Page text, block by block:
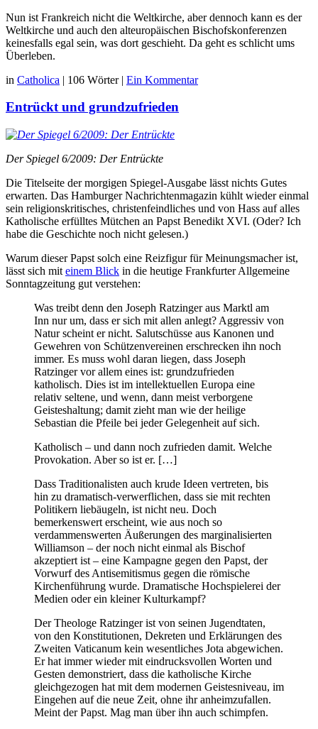
Nun ist Frankreich nicht die Weltkirche, aber dennoch kann es der
Weltkirche und auch den alteuropäischen Bischofskonferenzen
keinesfalls egal sein, was dort geschieht. Da geht es schlicht ums
Überleben.
in Catholica | 106 Wörter | Ein Kommentar
Entrückt und grundzufrieden
Der Spiegel 6/2009: Der Entrückte
Die Titelseite der morgigen Spiegel-Ausgabe lässt nichts Gutes
erwarten. Das Hamburger Nachrichtenmagazin kühlt wieder einmal
sein religionskritisches, christenfeindliches und von Hass auf alles
Katholische erfülltes Mütchen an Papst Benedikt XVI. (Oder? Ich
habe die Geschichte noch nicht gelesen.)
Warum dieser Papst solch eine Reizfigur für Meinungsmacher ist,
lässt sich mit einem Blick in die heutige Frankfurter Allgemeine
Sonntagzeitung gut verstehen:
Was treibt denn den Joseph Ratzinger aus Marktl am
Inn nur um, dass er sich mit allen anlegt? Aggressiv von
Natur scheint er nicht. Salutschüsse aus Kanonen und
Gewehren von Schützenvereinen erschrecken ihn noch
immer. Es muss wohl daran liegen, dass Joseph
Ratzinger vor allem eines ist: grundzufrieden
katholisch. Dies ist im intellektuellen Europa eine
relativ seltene, und wenn, dann meist verborgene
Geisteshaltung; damit zieht man wie der heilige
Sebastian die Pfeile bei jeder Gelegenheit auf sich.
Katholisch – und dann noch zufrieden damit. Welche
Provokation. Aber so ist er. […]
Dass Traditionalisten auch krude Ideen vertreten, bis
hin zu dramatisch-verwerflichen, dass sie mit rechten
Politikern liebäugeln, ist nicht neu. Doch
bemerkenswert erscheint, wie aus noch so
verdammenswerten Äußerungen des marginalisierten
Williamson – der noch nicht einmal als Bischof
akzeptiert ist – eine Kampagne gegen den Papst, der
Vorwurf des Antisemitismus gegen die römische
Kirchenführung wurde. Dramatische Hochspielerei der
Medien oder ein kleiner Kulturkampf?
Der Theologe Ratzinger ist von seinen Jugendtaten,
von den Konstitutionen, Dekreten und Erklärungen des
Zweiten Vaticanum kein wesentliches Jota abgewichen.
Er hat immer wieder mit eindrucksvollen Worten und
Gesten demonstriert, dass die katholische Kirche
gleichgezogen hat mit dem modernen Geistesniveau, im
Eingehen auf die neue Zeit, ohne ihr anheimzufallen.
Meint der Papst. Mag man über ihn auch schimpfen.